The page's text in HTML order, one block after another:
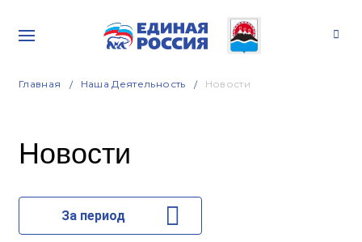
Главная Наша Деятельность Новости
Новости
За период